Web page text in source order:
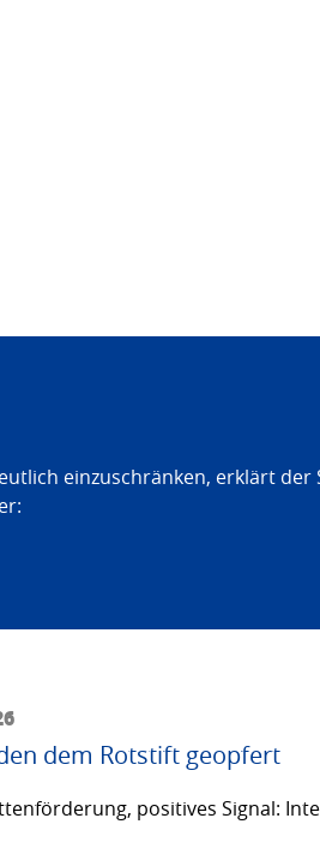
einzuschränken, erklärt der
dem Rotstift geopfert
positives Signal: